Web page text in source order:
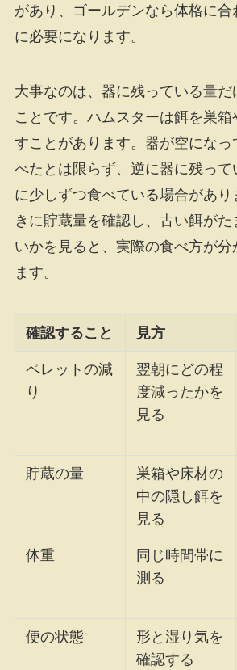
があり、ゴールデンなら体格に合
に必要になります。
大事なのは、器に残っている量だ
ことです。ハムスターは餌を巣
すことがあります。器が空になっ
べたとは限らず、逆に器に残って
に少しずつ食べている場合があり
きに貯蔵量を確認し、古い餌が
いかを見ると、実際の食べ方が分
ます。
確認すること 見方
ペレットの減
り
翌朝にどの程
度減ったかを
見る
貯蔵の量
巣箱や床材の
中の隠し餌を
見る
体重
同じ時間帯に
測る
便の状態
形と湿り気を
確認する